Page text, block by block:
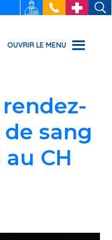
RECRUTEMENT
: 03 20 69
49 49
URGENCES
OUVRIR LE MENU
sang
CH